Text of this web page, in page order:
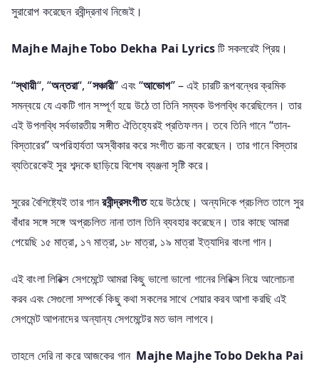
সুরারোপ করেছেন রবীন্দ্রনাথ নিজেই।
Majhe Majhe Tobo Dekha Pai Lyricsটি সকলরেই প্রিয়।
“স্থায়ী“, “অন্তরা“, “সঞ্চারী” এবং “আভোগ” – এই চারটি রূপবন্ধের ক্রমিক
সমন্বয়ে যে একটি গান সম্পূর্ণ হয়ে উঠে তা তিনি সম্যক উপলব্ধি করেছিলেন। তার
এই উপলব্ধি সর্বভারতীয় সঙ্গীত ঐতিহ্যেরই প্রতিফলন। তবে তিনি গানে “তান-
বিস্তারের” অপরিহার্যতা অস্বীকার করে সংগীত রচনা করেছেন। তার গানে বিস্তার
ব্যতিরেকেই সুর শব্দকে ছাড়িয়ে বিশেষ ব্যঞ্জনা সৃষ্টি করে।
সুরের বৈশিষ্ট্যেই তার গানরবীন্দ্রসংগীতহয়ে উঠেছে। অন্যদিকে প্রচলিত তালে সুর
বাঁধার সঙ্গে সঙ্গে অপ্রচলিত নানা তাল তিনি ব্যবহার করেছেন। তার কাছে আমরা
পেয়েছি ১৫ মাত্রা, ১৭ মাত্রা, ১৮ মাত্রা, ১৯ মাত্রা ইত্যাদির বাংলা গান।
এই বাংলা লিরিক্স সেগমেন্টে আমরা কিছু ভালো ভালো গানের লিরিক্স নিয়ে আলোচনা
করব এবং সেগুলো সম্পর্কে কিছু কথা সকলের সাথে শেয়ার করব আশা করছি এই
সেগমেন্ট আপনাদের অন্যান্য সেগমেন্টের মত ভাল লাগবে।
তাহলে দেরি না করে আজকের গান Majhe Majhe Tobo Dekha Pai